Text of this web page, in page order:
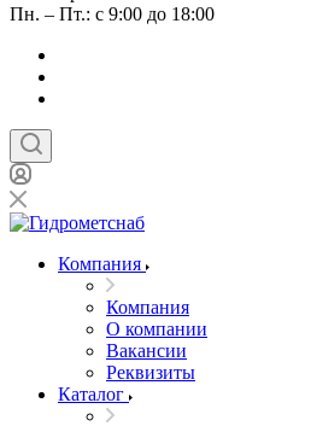
Пн. – Пт.: с 9:00 до 18:00
Компания
Компания
О компании
Вакансии
Реквизиты
Каталог